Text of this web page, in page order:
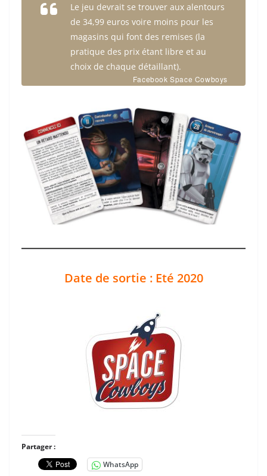
Le jeu devrait se trouver aux alentours
de 34,99 euros voire moins pour les
magasins qui font des remises (la
pratique des prix étant libre et au
choix de chaque détaillant).
Facebook Space Cowboys
Date de sortie : Eté 2020
Partager :
WhatsApp